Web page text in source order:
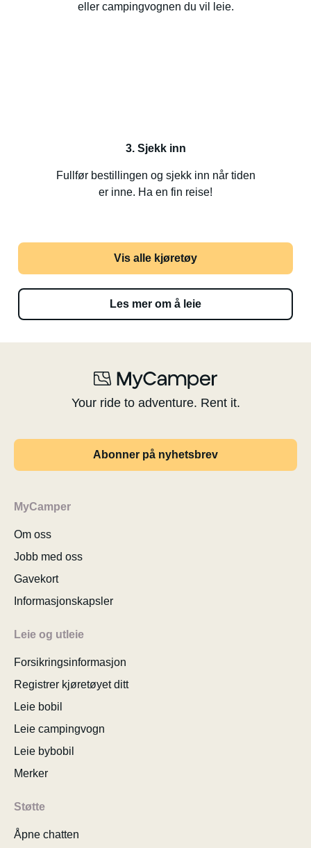
eller campingvognen du vil leie.
3. Sjekk inn
Fullfør bestillingen og sjekk inn når tiden
er inne. Ha en fin reise!
Vis alle kjøretøy
Les mer om å leie
Your ride to adventure. Rent it.
Abonner på nyhetsbrev
MyCamper
Om oss
Jobb med oss
Gavekort
Informasjonskapsler
Leie og utleie
Forsikringsinformasjon
Registrer kjøretøyet ditt
Leie bobil
Leie campingvogn
Leie bybobil
Merker
Støtte
Åpne chatten